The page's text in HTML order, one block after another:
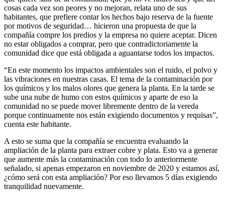
cosas cada vez son peores y no mejoran, relata uno de sus
habitantes, que prefiere contar los hechos bajo reserva de la fuente
por motivos de seguridad… hicieron una propuesta de que la
compañía compre los predios y la empresa no quiere aceptar. Dicen
no estar obligados a comprar, pero que contradictoriamente la
comunidad dice que está obligada a aguantarse todos los impactos.
“En este momento los impactos ambientales son el ruido, el polvo y
las vibraciones en nuestras casas. El tema de la contaminación por
los químicos y los malos olores que genera la planta. En la tarde se
sube una nube de humo con estos químicos y aparte de eso la
comunidad no se puede mover libremente dentro de la vereda
porque continuamente nos están exigiendo documentos y requisas”,
cuenta este habitante.
A esto se suma que la compañía se encuentra evaluando la
ampliación de la planta para extraer cobre y plata. Esto va a generar
que aumente más la contaminación con todo lo anteriormente
señalado, si apenas empezaron en noviembre de 2020 y estamos así,
¿cómo será con esta ampliación? Por eso llevamos 5 días exigiendo
tranquilidad nuevamente.